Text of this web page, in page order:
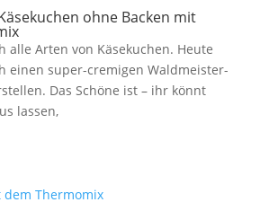
ohne Backen mit
alle Arten von Käsekuchen. Heute
einen super-cremigen Waldmeister-
Das Schöne ist – ihr könnt
lassen,